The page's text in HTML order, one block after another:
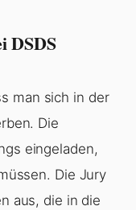
DSDS
man sich in der
Die
eingeladen,
Die Jury
aus, die in die